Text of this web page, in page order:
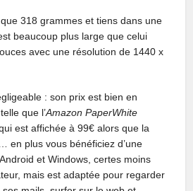
318 grammes et tiens dans une
beaucoup plus large que celui
avec une résolution de 1440 x
: son prix est bien en
que l’Amazon PaperWhite
est affichée à 99€ alors que la
en plus vous bénéficiez d’une
et Windows, certes moins
mais est adaptée pour regarder